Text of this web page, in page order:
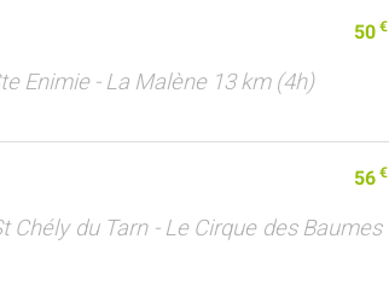
50 €
Enimie - La Malène 13 km (4h)
56 €
Chély du Tarn - Le Cirque des Baumes